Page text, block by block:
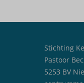
Stichting
Pastoor
5253 BV